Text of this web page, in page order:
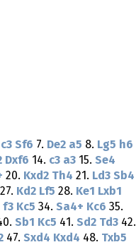
Sf6 7. De2 a5 8. Lg5 h6
Dxf6 14. c3 a3 15. Se4
20. Kxd2 Th4 21. Ld3 Sb4
27. Kd2 Lf5 28. Ke1
Lxb1
f3 Kc5 34. Sa4+ Kc6 35.
Sb1 Kc5 41. Sd2 Td3 42.
47. Sxd4 Kxd4 48. Txb5